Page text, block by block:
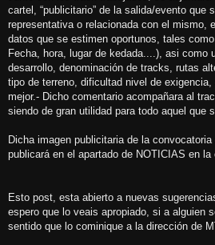
cartel, “publicitario” de la salida/evento que
representativa o relacionada con el mismo,
datos que se estimen oportunos, tales
Fecha, hora, lugar de kedada....), asi como
desarrollo, denominación de tracks, rutas
tipo de terreno, dificultad nivel de
mejor.- Dicho comentario acompañara al
siendo de gran utilidad para todo aquel que
Dicha imagen publicitaria de la
publicará en el apartado de NOTICIAS en la
Esto post, esta abierto a nuevas
espero que lo veais apropiado, si a alguien
sentido que lo cominique a la dirección de